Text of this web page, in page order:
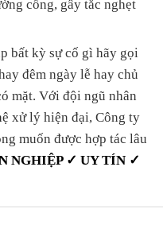
cống, gây tắc nghẹt
bất kỳ sự cố gì hãy gọi
đêm ngày lễ hay chủ
mặt. Với đội ngũ nhân
xử lý hiện đại, Công ty
muốn được hợp tác lâu
NGHIỆP ✓ UY TÍN ✓